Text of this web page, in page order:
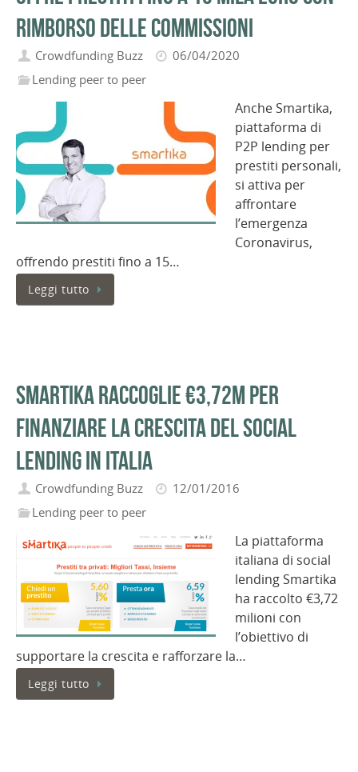
rimborso delle commissioni
Crowdfunding Buzz
06/04/2020
Lending peer to peer
Anche Smartika,
piattaforma di
P2P lending per
prestiti personali,
si attiva per
affrontare
l’emergenza
Coronavirus,
offrendo prestiti fino a 15…
Leggi tutto
Smartika raccoglie €3,72m per
finanziare la crescita del social
lending in Italia
Crowdfunding Buzz
12/01/2016
Lending peer to peer
La piattaforma
italiana di social
lending Smartika
ha raccolto €3,72
milioni con
l’obiettivo di
supportare la crescita e rafforzare la…
Leggi tutto